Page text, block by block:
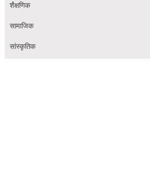
शैक्षणिक
सामाजिक
सांस्कृतिक